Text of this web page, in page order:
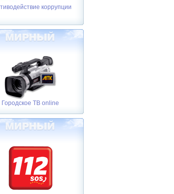
коррупции
Городское ТВ online